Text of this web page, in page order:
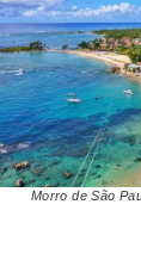
Morro de São